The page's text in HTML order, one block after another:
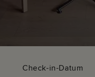
Check-in-Datum